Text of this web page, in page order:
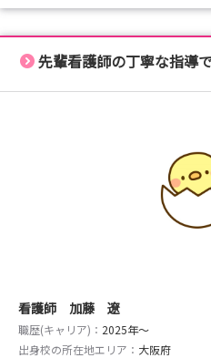
先輩看護師の丁寧な指導
看護師 加藤 遼
職歴(キャリア)： 2025年〜
出身校の所在地エリア： 大阪府